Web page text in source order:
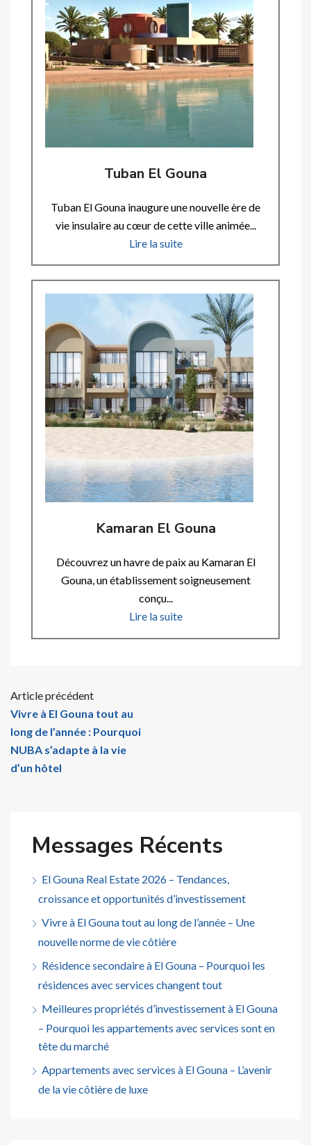
Tuban El Gouna
Tuban El Gouna inaugure une nouvelle ère de
vie insulaire au cœur de cette ville animée...
Lire la suite
Kamaran El Gouna
Découvrez un havre de paix au Kamaran El
Gouna, un établissement soigneusement
conçu...
Lire la suite
Article précédent
Vivre à El Gouna tout au
long de l’année : Pourquoi
NUBA s’adapte à la vie
d’un hôtel
Messages Récents
El Gouna Real Estate 2026 – Tendances,
croissance et opportunités d’investissement
Vivre à El Gouna tout au long de l’année – Une
nouvelle norme de vie côtière
Résidence secondaire à El Gouna – Pourquoi les
résidences avec services changent tout
Meilleures propriétés d’investissement à El Gouna
– Pourquoi les appartements avec services sont en
tête du marché
Appartements avec services à El Gouna – L’avenir
de la vie côtière de luxe